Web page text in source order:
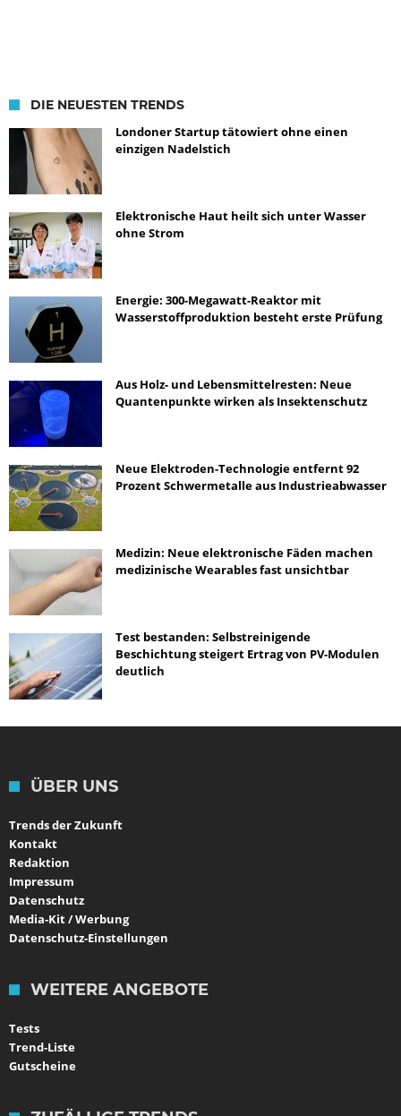
DIE NEUESTEN TRENDS
Londoner Startup tätowiert ohne einen
einzigen Nadelstich
Elektronische Haut heilt sich unter Wasser
ohne Strom
Energie: 300-Megawatt-Reaktor mit
Wasserstoffproduktion besteht erste Prüfung
Aus Holz- und Lebensmittelresten: Neue
Quantenpunkte wirken als Insektenschutz
Neue Elektroden-Technologie entfernt 92
Prozent Schwermetalle aus Industrieabwasser
Medizin: Neue elektronische Fäden machen
medizinische Wearables fast unsichtbar
Test bestanden: Selbstreinigende
Beschichtung steigert Ertrag von PV-Modulen
deutlich
ÜBER UNS
Trends der Zukunft
Kontakt
Redaktion
Impressum
Datenschutz
Media-Kit / Werbung
Datenschutz-Einstellungen
WEITERE ANGEBOTE
Tests
Trend-Liste
Gutscheine